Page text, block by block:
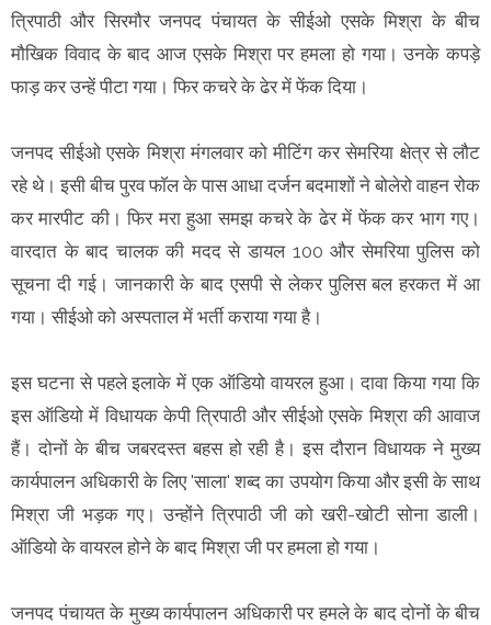
त्रिपाठी और सिरमौर जनपद पंचायत के सीईओ एसके मिश्रा के बीच
मौखिक विवाद के बाद आज एसके मिश्रा पर हमला हो गया। उनके कपड़े
फाड़ कर उन्हें पीटा गया। फिर कचरे के ढेर में फेंक दिया।
जनपद सीईओ एसके मिश्रा मंगलवार को मीटिंग कर सेमरिया क्षेत्र से लौट
रहे थे। इसी बीच पुरव फाॅल के पास आधा दर्जन बदमाशों ने बोलेरो वाहन रोक
कर मारपीट की। फिर मरा हुआ समझ कचरे के ढेर में फेंक कर भाग गए।
वारदात के बाद चालक की मदद से डायल 100 और सेमरिया पुलिस को
सूचना दी गई। जानकारी के बाद एसपी से लेकर पुलिस बल हरकत में आ
गया। सीईओ को अस्पताल में भर्ती कराया गया है।
इस घटना से पहले इलाके में एक ऑडियो वायरल हुआ। दावा किया गया कि
इस ऑडियो में विधायक केपी त्रिपाठी और सीईओ एसके मिश्रा की आवाज
हैं। दोनों के बीच जबरदस्त बहस हो रही है। इस दौरान विधायक ने मुख्य
कार्यपालन अधिकारी के लिए 'साला' शब्द का उपयोग किया और इसी के साथ
मिश्रा जी भड़क गए। उन्होंने त्रिपाठी जी को खरी-खोटी सोना डाली।
ऑडियो के वायरल होने के बाद मिश्रा जी पर हमला हो गया।
जनपद पंचायत के मुख्य कार्यपालन अधिकारी पर हमले के बाद दोनों के बीच